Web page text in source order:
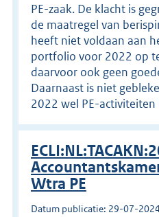
PE-zaak. De klacht is
de maatregel van
heeft niet voldaan aan
portfolio voor 2022 op
daarvoor ook geen
Daarnaast is niet
2022 wel PE-
Wtra PE
Datum publicatie: 29-07-